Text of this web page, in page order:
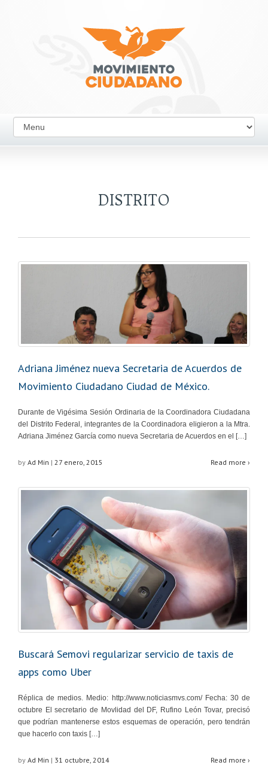
DISTRITO
Adriana Jiménez nueva Secretaria de Acuerdos de
Movimiento Ciudadano Ciudad de México.
Durante de Vigésima Sesión Ordinaria de la Coordinadora Ciudadana
del Distrito Federal, integrantes de la Coordinadora eligieron a la Mtra.
Adriana Jiménez García como nueva Secretaria de Acuerdos en el […]
by Ad Min | 27 enero, 2015 Read more ›
Buscará Semovi regularizar servicio de taxis de
apps como Uber
Réplica de medios. Medio: http://www.noticiasmvs.com/ Fecha: 30 de
octubre El secretario de Movlidad del DF, Rufino León Tovar, precisó
que podrían mantenerse estos esquemas de operación, pero tendrán
que hacerlo con taxis […]
by Ad Min | 31 octubre, 2014 Read more ›